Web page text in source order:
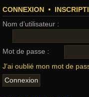
CONNEXION •
Nom d’utilisateur :
Mot de passe :
J’ai oublié mon mot de